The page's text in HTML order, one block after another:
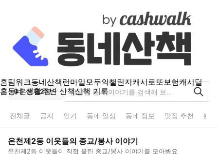
홈팀워크동네산책 런마일모두의챌린지캐시로또보험캐시딜
홈동네 생활주변 산책산책 기록
온천제2동
전체글 공지 인기 동네 일상 동네 정보 맛집 추천 분
온천제2동 이웃들의 종교/봉사이야기
온천제2동 이웃들이 직접 올린 종교/봉사 이야기를 모아봐요